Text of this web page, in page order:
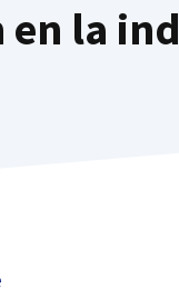
en la